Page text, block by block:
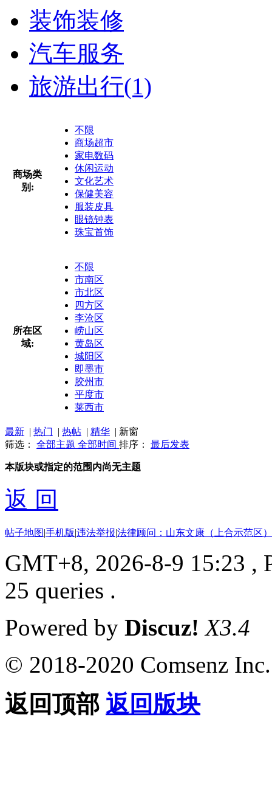
装饰装修
汽车服务
旅游出行(1)
商场类
别:
不限
商场超市
家电数码
休闲运动
文化艺术
保健美容
服装皮具
眼镜钟表
珠宝首饰
所在区
域:
不限
市南区
市北区
四方区
李沧区
崂山区
黄岛区
城阳区
即墨市
胶州市
平度市
莱西市
最新 | 热门 | 热帖 | 精华 | 新窗
筛选： 全部主题 全部时间 排序： 最后发表
本版块或指定的范围内尚无主题
返 回
帖子地图|手机版|违法举报|法律顾问：山东文康（上合示范区
GMT+8, 2026-8-9 15:23 ,
25 queries .
Powered by Discuz! X3.4
© 2018-2020 Comsenz Inc.
返回顶部 返回版块